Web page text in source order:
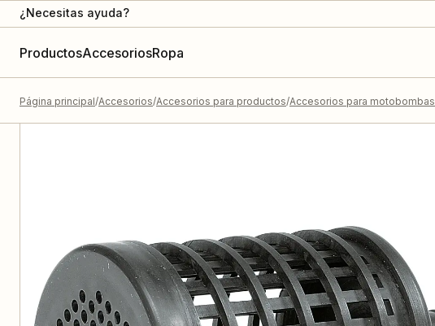
¿Necesitas ayuda?
ProductosAccesoriosRopa
Página principal Accesorios Accesorios para productos Accesorios para motobombas